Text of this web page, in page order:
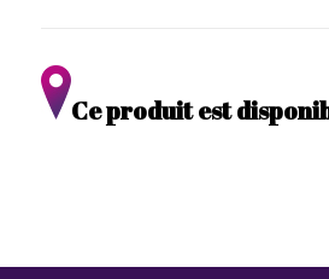
Ce produit est